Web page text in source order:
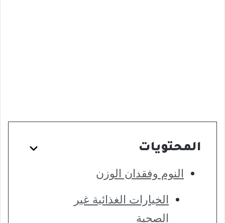
المحتويات
النوم وفقدان الوزن
الخيارات الغذائية غير
الصحية